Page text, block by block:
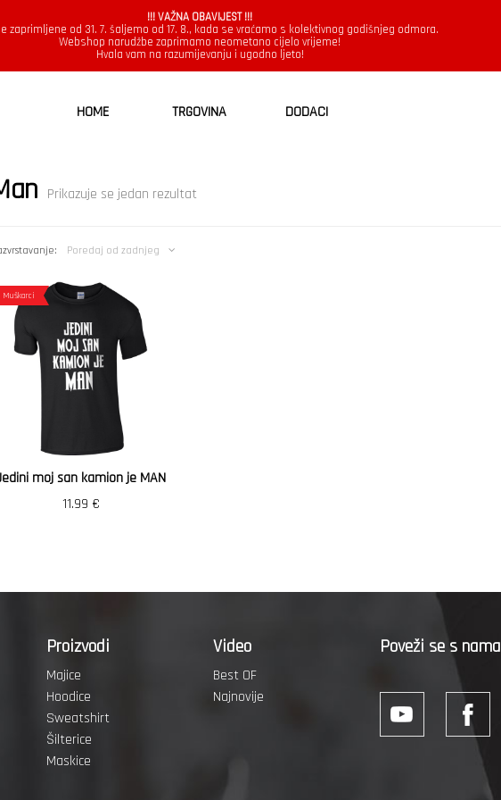
!!! VAŽNA OBAVIJEST !!!
zaprimljene od 31. 7. šaljemo od 17. 8., kada se vraćamo s kolektivnog godišnjeg odmora.
Webshop narudžbe zaprimamo neometano cijelo vrijeme!
Hvala vam na razumijevanju i ugodno ljeto!
HOME TRGOVINA DODACI
Prikazuje se jedan rezultat
Poredaj od zadnjeg
Muškarci
moj san kamion je MAN
11.99 €
Proizvodi
Majice
Hoodice
Sweatshirt
Šilterice
Maskice
Video
Best OF
Najnovije
Poveži se s nama